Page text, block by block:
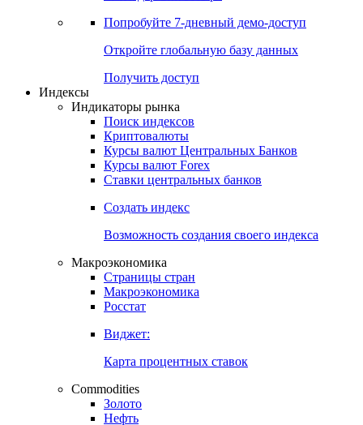
Денежный рынок
Календарь инвестора
Попробуйте7-дневный
Откройте глобальную базу данных
Получить доступ
Индикаторы рынка
Поиск индексов
Курсы валют Центральных Банков
Ставки центральных банков
Создать индекс
Возможность создания своего индекса
Страницы стран
Росстат
Виджет:
Карта процентных ставок